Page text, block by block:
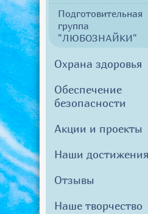
Подготовительная
группа
"ЛЮБОЗНАЙКИ"
Охрана здоровья
Обеспечение
безопасности
Акции и проекты
Наши достижения
Отзывы
Наше творчество